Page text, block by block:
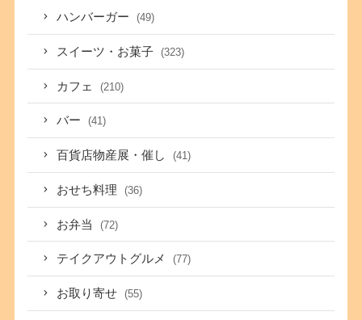
ハンバーガー (49)
スイーツ・お菓子 (323)
カフェ (210)
バー (41)
百貨店物産展・催し (41)
おせち料理 (36)
お弁当 (72)
テイクアウトグルメ (77)
お取り寄せ (55)